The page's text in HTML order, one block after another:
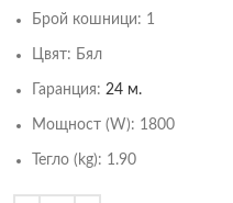
Брой кошници: 1
Цвят: Бял
Гаранция: 24 м.
Мощност (W): 1800
Тегло (kg): 1.90